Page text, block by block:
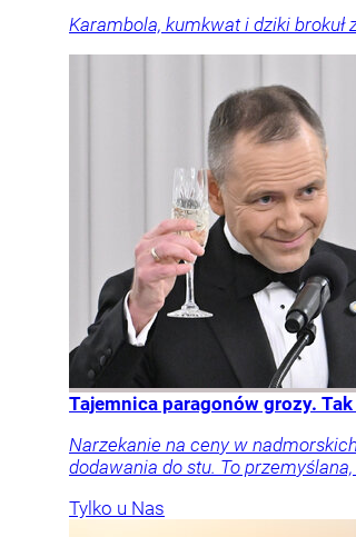
Karambola, kumkwat i dziki brokuł
Tajemnica paragonów grozy.
Narzekanie na ceny w
dodawania do stu. To
Tylko u Nas